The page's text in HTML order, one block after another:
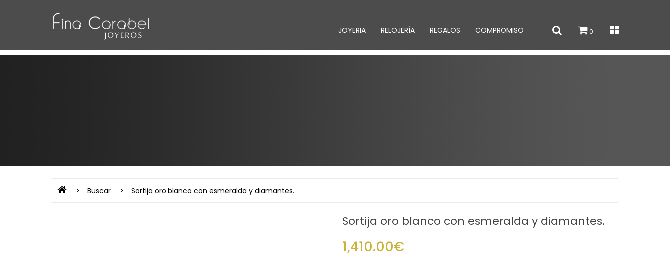
0
JOYERIA RELOJERÍA REGALOS COMPROMISO
Buscar Sortija oro blanco con esmeralda y diamantes.
Sortija oro blanco con esmeralda y diamantes.
1,410.00€